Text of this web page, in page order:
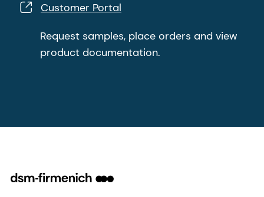
Customer Portal
Request samples, place orders and view
product documentation.